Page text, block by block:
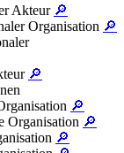
Akteur 🔎
Organisation 🔎
🔎
🔎
Organisation 🔎
🔎